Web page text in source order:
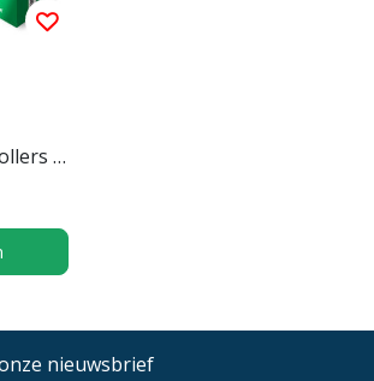
-
nieuwsbrief